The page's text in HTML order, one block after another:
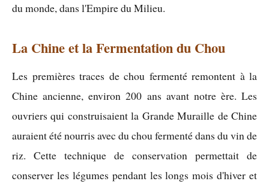
du monde, dans l'Empire du Milieu.
La Chine et la Fermentation du Chou
Les premières traces de chou fermenté remontent à la
Chine ancienne, environ 200 ans avant notre ère. Les
ouvriers qui construisaient la Grande Muraille de Chine
auraient été nourris avec du chou fermenté dans du vin de
riz. Cette technique de conservation permettait de
conserver les légumes pendant les longs mois d'hiver et